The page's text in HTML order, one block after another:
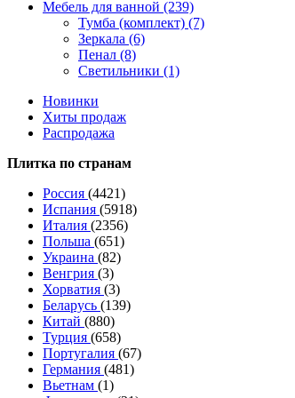
Мебель для ванной (239)
Тумба (комплект) (7)
Зеркала (6)
Пенал (8)
Светильники (1)
Новинки
Хиты продаж
Распродажа
Плитка по странам
Россия (4421)
Испания (5918)
Италия (2356)
Польша (651)
Украина (82)
Венгрия (3)
Хорватия (3)
Беларусь (139)
Китай (880)
Турция (658)
Португалия (67)
Германия (481)
Вьетнам (1)